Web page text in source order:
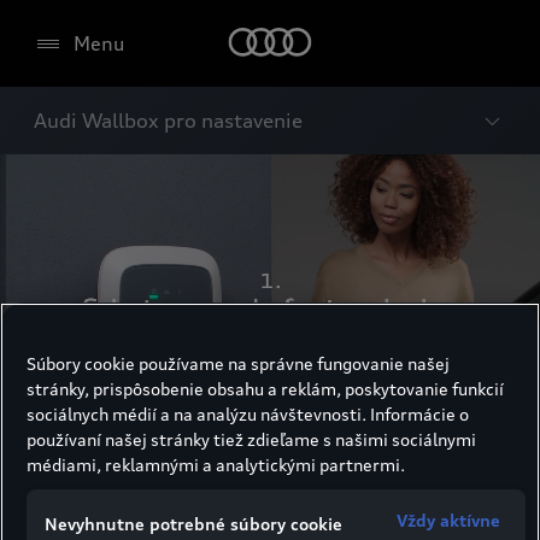
Menu
Audi Wallbox pro nastavenie
Audi Wallbox pro
Súbory cookie používame na správne fungovanie našej
stránky, prispôsobenie obsahu a reklám, poskytovanie funkcií
sociálnych médií a na analýzu návštevnosti. Informácie o
používaní našej stránky tiež zdieľame s našimi sociálnymi
médiami, reklamnými a analytickými partnermi.
Nevyhnutne potrebné súbory cookie Vždy aktívne